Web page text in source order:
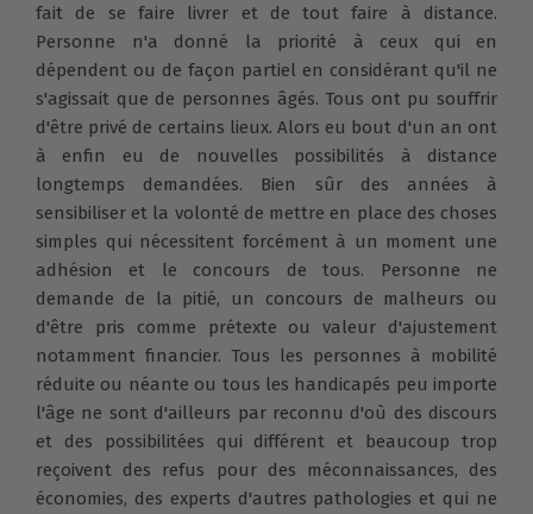
fait de se faire livrer et de tout faire à distance.
Personne n'a donné la priorité à ceux qui en
dépendent ou de façon partiel en considérant qu'il ne
s'agissait que de personnes âgés. Tous ont pu souffrir
d'être privé de certains lieux. Alors eu bout d'un an ont
à enfin eu de nouvelles possibilités à distance
longtemps demandées. Bien sûr des années à
sensibiliser et la volonté de mettre en place des choses
simples qui nécessitent forcément à un moment une
adhésion et le concours de tous. Personne ne
demande de la pitié, un concours de malheurs ou
d'être pris comme prétexte ou valeur d'ajustement
notamment financier. Tous les personnes à mobilité
réduite ou néante ou tous les handicapés peu importe
l'âge ne sont d'ailleurs par reconnu d'où des discours
et des possibilitées qui différent et beaucoup trop
reçoivent des refus pour des méconnaissances, des
économies, des experts d'autres pathologies et qui ne